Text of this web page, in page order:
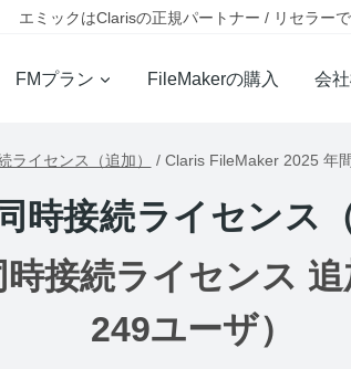
エミックはClarisの正規パートナー / リセラー
FMプラン FileMakerの購入 会
ライセンス（追加） / Claris FileMaker 2025 年
時接続ライセンス（
接続ライセンス
249ユーザ）